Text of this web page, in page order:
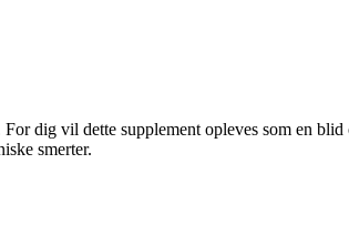
dig vil dette supplement opleves som en blid
smerter.